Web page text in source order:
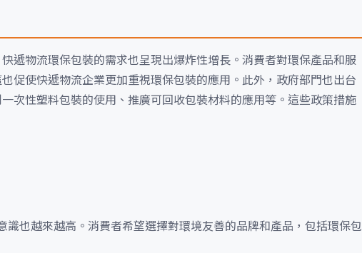
遞物流環保包裝的需求也呈現出爆炸性增長。消費者對環保產品和服
促使快遞物流企業更加重視環保包裝的應用。此外，政府部門也出台
次性塑料包裝的使用、推廣可回收包裝材料的應用等。這些政策措施
也越來越高。消費者希望選擇對環境友善的品牌和產品，包括環保包